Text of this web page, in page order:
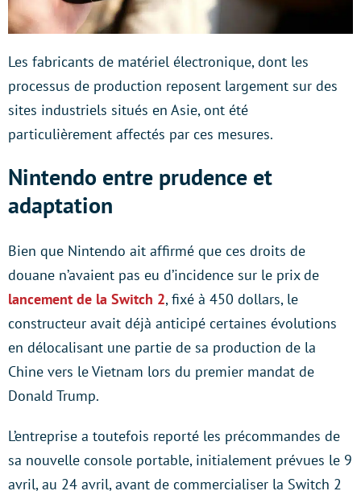
Les fabricants de matériel électronique, dont les
processus de production reposent largement sur des
sites industriels situés en Asie, ont été
particulièrement affectés par ces mesures.
Nintendo entre prudence et
adaptation
Bien que Nintendo ait affirmé que ces droits de
douane n’avaient pas eu d’incidence sur le prix de
lancement de la Switch 2, fixé à 450 dollars, le
constructeur avait déjà anticipé certaines évolutions
en délocalisant une partie de sa production de la
Chine vers le Vietnam lors du premier mandat de
Donald Trump.
L’entreprise a toutefois reporté les précommandes de
sa nouvelle console portable, initialement prévues le 9
avril, au 24 avril, avant de commercialiser la Switch 2